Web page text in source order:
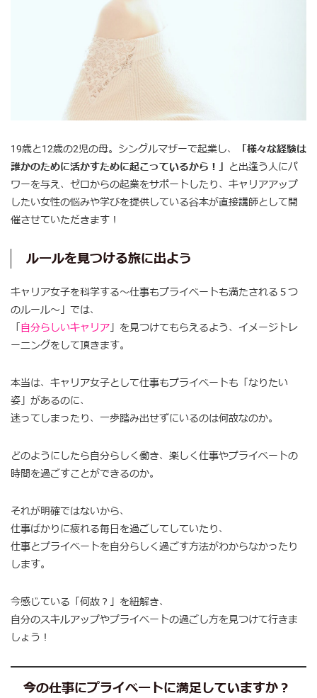
19歳と12歳の2児の母。シングルマザーで起業し、
「様々な経験は
誰かのために活かすために起こっているから！」
と出逢う人にパ
ワーを与え、ゼロからの起業をサポートしたり、キャリアアップ
したい女性の悩みや学びを提供している谷本が直接講師として開
催させていただきます！
ルールを見つける旅に出よう
キャリア女子を科学する〜仕事もプライベートも満たされる５つ
のルール〜」では、
「 自分らしいキャリア 」を見つけてもらえるよう、イメージトレ
ーニングをして頂きます。
本当は、キャリア女子として仕事もプライベートも「なりたい
姿」があるのに、
迷ってしまったり、一歩踏み出せずにいるのは何故なのか。
どのようにしたら自分らしく働き、楽しく仕事やプライベートの
時間を過ごすことができるのか。
それが明確ではないから、
仕事ばかりに疲れる毎日を過ごしてしていたり、
仕事とプライベートを自分らしく過ごす方法がわからなかったり
します。
今感じている「何故？」を紐解き、
自分のスキルアップやプライベートの過ごし方を見つけて行きま
しょう！
今の仕事にプライベートに満足していますか？